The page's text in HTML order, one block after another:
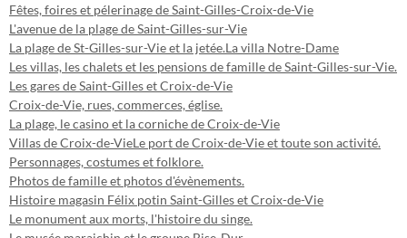
Fêtes, foires et pélerinage de Saint-Gilles-Croix-de-Vie
L'avenue de la plage de Saint-Gilles-sur-Vie
La plage de St-Gilles-sur-Vie et la jetée.La villa Notre-Dame
Les villas, les chalets et les pensions de famille de Saint-Gilles-sur-Vie.
Les gares de Saint-Gilles et Croix-de-Vie
Croix-de-Vie, rues, commerces, église.
La plage, le casino et la corniche de Croix-de-Vie
Villas de Croix-de-VieLe port de Croix-de-Vie et toute son activité.
Personnages, costumes et folklore.
Photos de famille et photos d'évènements.
Histoire magasin Félix potin Saint-Gilles et Croix-de-Vie
Le monument aux morts, l'histoire du singe.